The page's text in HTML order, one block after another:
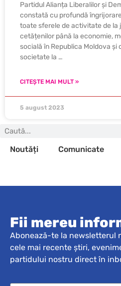
Partidul Alianța Liberalilor și
constată cu profundă
toate sferele de activitate de la
cetățenilor până la economie,
socială în Republica Moldova și
societate la …
CITEȘTE MAI MULT »
5 august 2023
Noutăți Comunicate
Fii mereu
Abonează-te la newsletterul
cele mai recente știri,
partidului nostru direct în